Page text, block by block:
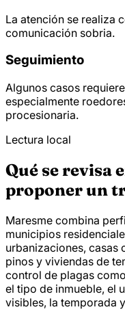
La atención se realiza
comunicación sobria.
Seguimiento
Algunos casos
especialmente
procesionaria.
Lectura local
Qué se revisa
proponer un
Maresme combina
municipios
urbanizaciones, casas
pinos y viviendas de
control de plagas
el tipo de inmueble, el
visibles, la temporada